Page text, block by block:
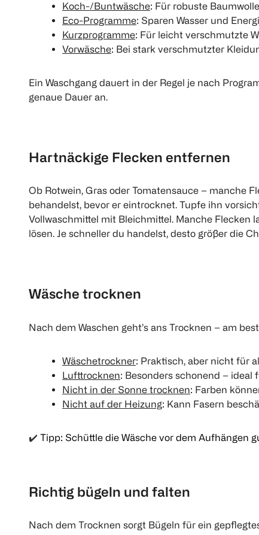
Frosch
40 Waschgänge
1
Koch-/Buntwäsche: Für robuste
Eco-Programme: Sparen Wasser und
Kurzprogramme: Für leicht verschmutzte
Vorwäsche: Bei stark verschmutzter
Ein Waschgang dauert in der Regel je nach
genaue Dauer an.
Hartnäckige Flecken entfernen
Ob Rotwein, Gras oder Tomatensauce – manche
behandelst, bevor er eintrocknet. Tupfe ihn
Vollwaschmittel mit Bleichmittel. Manche Flecken
lösen. Je schneller du handelst, desto größer die
Wäsche trocknen
Nach dem Waschen geht’s ans Trocknen – am
Wäschetrockner: Praktisch, aber nicht für
Lufttrocknen: Besonders schonend –
Nicht in der Sonne trocknen: Farben
Nicht auf der Heizung: Kann Fasern
✔️ Tipp: Schüttle die Wäsche vor dem Aufhängen
Richtig bügeln und falten
Nach dem Trocknen sorgt Bügeln für ein